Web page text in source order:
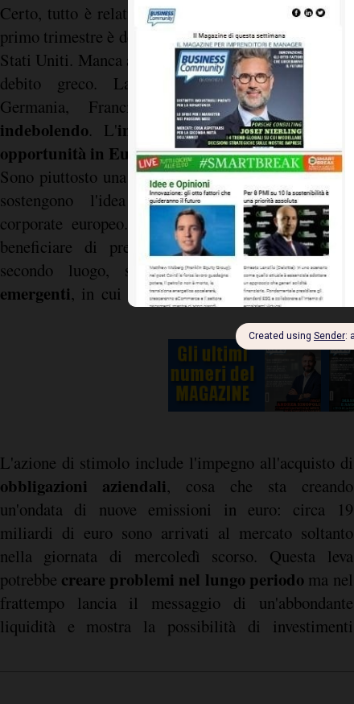
Certo, tutto è relativo. Lacrescita dell'Europa
primo trimestre è dello 0,5%, esattamente come negli
Stati Uniti. Manca ancora la volontà di ristrutturare il
debito greco. La
produzione industriale
Germania, Francia e Regno Unito si sta
indebolendo. L'inflazione è inesistente. Ma le
opportunità in Europanon riguardano i dati macro.
Sono piuttosto una serie di fattori che, messi in fila,
sostengono l'idea di investimento nel settore
corporate europeo. Le aziende europee tendono a
beneficiare di prezzi del petrolio più bassi. In
secondo luogo, sono più esposte aimercati
emergenti, in cui il sentiment potrebbe migliorare.
L'azione di stimolo include l'impegno all'acquisto di
obbligazioni aziendali, cosa che sta creando
un'ondata di nuove emissioni in euro: circa 19
miliardi di euro sono arrivati al mercato soltanto
nella giornata di mercoledì scorso. Questa leva
potrebbe creare problemi nel lungo periodoma nel
frattempo lancia il messaggio di un'abbondante
liquidità e mostra la possibilità di investimenti